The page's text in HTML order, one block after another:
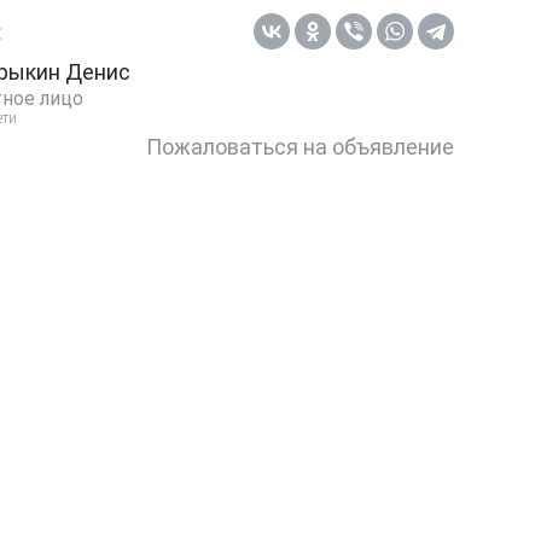
Денис
лицо
Пожаловаться на объявление